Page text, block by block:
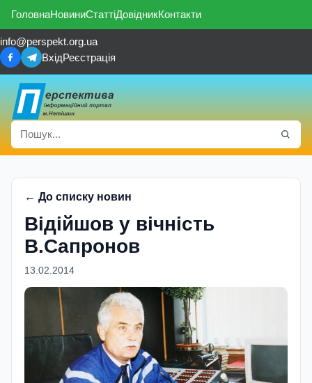
ГоловнаНовиниСтаттіДовідникКонтакти
info@perspekt.org.ua
ВхідРеєстрація
← До списку новин
Відійшов у вічність
В.Сапронов
13.02.2014